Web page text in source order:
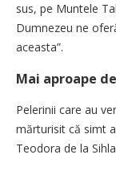
sus, pe Muntele
Dumnezeu ne
aceasta”.
Mai aproape
Pelerinii care au
mărturisit că simt
Teodora de la